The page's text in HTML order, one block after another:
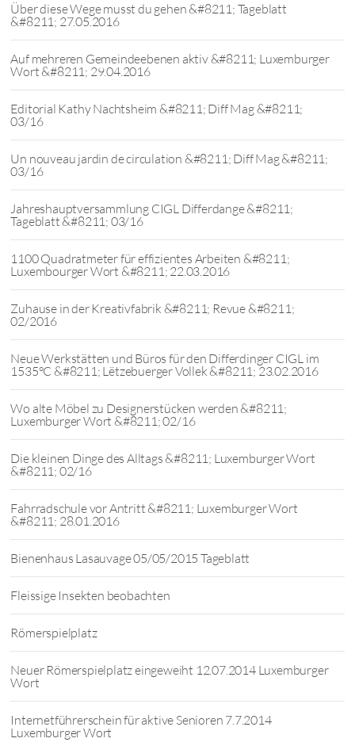
Über diese Wege musst du gehen &#8211; Tageblatt
&#8211; 27.05.2016
Auf mehreren Gemeindeebenen aktiv &#8211; Luxemburger
Wort &#8211; 29.04.2016
Editorial Kathy Nachtsheim &#8211; Diff Mag &#8211;
03/16
Un nouveau jardin de circulation &#8211; Diff Mag &#8211;
03/16
Jahreshauptversammlung CIGL Differdange &#8211;
Tageblatt &#8211; 03/16
1100 Quadratmeter für effizientes Arbeiten &#8211;
Luxembourger Wort &#8211; 22.03.2016
Zuhause in der Kreativfabrik &#8211; Revue &#8211;
02/2016
Neue Werkstätten und Büros für den Differdinger CIGL im
1535°C &#8211; Lëtzebuerger Vollek &#8211; 23.02.2016
Wo alte Möbel zu Designerstücken werden &#8211;
Luxemburger Wort &#8211; 02/16
Die kleinen Dinge des Alltags &#8211; Luxemburger Wort
&#8211; 02/16
Fahrradschule vor Antritt &#8211; Luxemburger Wort
&#8211; 28.01.2016
Bienenhaus Lasauvage 05/05/2015 Tageblatt
Fleissige Insekten beobachten
Römerspielplatz
Neuer Römerspielplatz eingeweiht 12.07.2014 Luxemburger
Wort
Internetführerschein für aktive Senioren 7.7.2014
Luxemburger Wort